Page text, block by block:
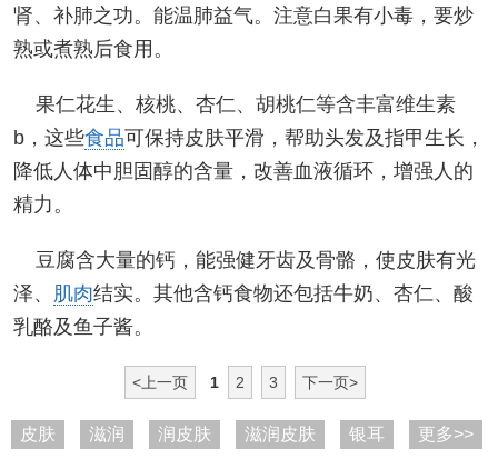
肾、补肺之功。能温肺益气。注意白果有小毒，要炒
熟或煮熟后食用。
果仁花生、核桃、杏仁、胡桃仁等含丰富维生素
b，这些食品可保持皮肤平滑，帮助头发及指甲生长，
降低人体中胆固醇的含量，改善血液循环，增强人的
精力。
豆腐含大量的钙，能强健牙齿及骨骼，使皮肤有光
泽、 肌肉结实。其他含钙食物还包括牛奶、杏仁、酸
乳酪及鱼子酱。
<上一页 1 2 3 下一页>
皮肤 滋润 润皮肤 滋润皮肤 银耳 更多>>